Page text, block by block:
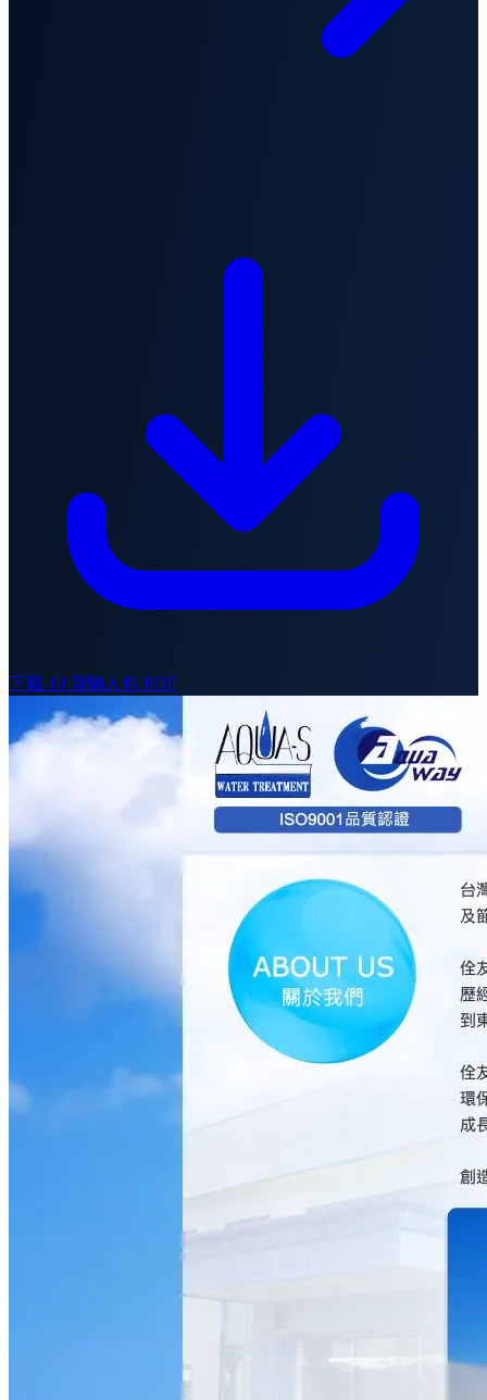
下載 10 頁懶人包 PDF